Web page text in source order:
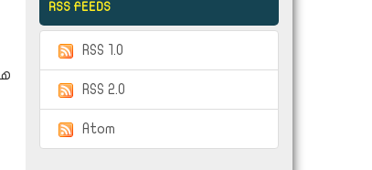
RSS FEEDS
RSS 1.0
RSS 2.0
Atom